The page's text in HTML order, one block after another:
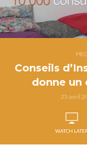
Conseils
donne un
25 avril
WATCH